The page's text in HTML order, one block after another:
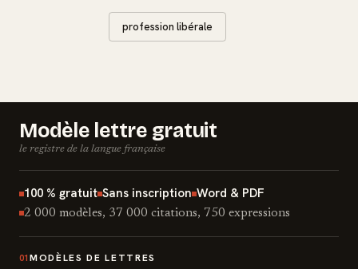
profession libérale
Modèle lettre gratuit
le registre de la langue française
100 % gratuit Sans inscription Word & PDF
2 000 modèles, 37 000 citations, 750 expressions
01 MODÈLES DE LETTRES